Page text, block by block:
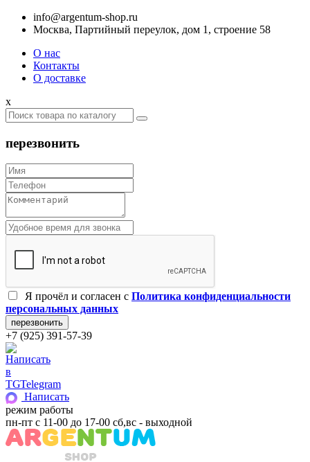
info@argentum-shop.ru
Москва, Партийный переулок, дом 1, строение 58
О нас
Контакты
О доставке
x
перезвонить
Я прочёл и согласен c Политика конфиденциальности
персональных данных
+7 (925) 391-57-39
Telegram
Написать
режим работы
пн-пт с 11-00 до 17-00 сб,вс - выходной